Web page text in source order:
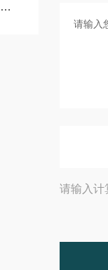
请输入计